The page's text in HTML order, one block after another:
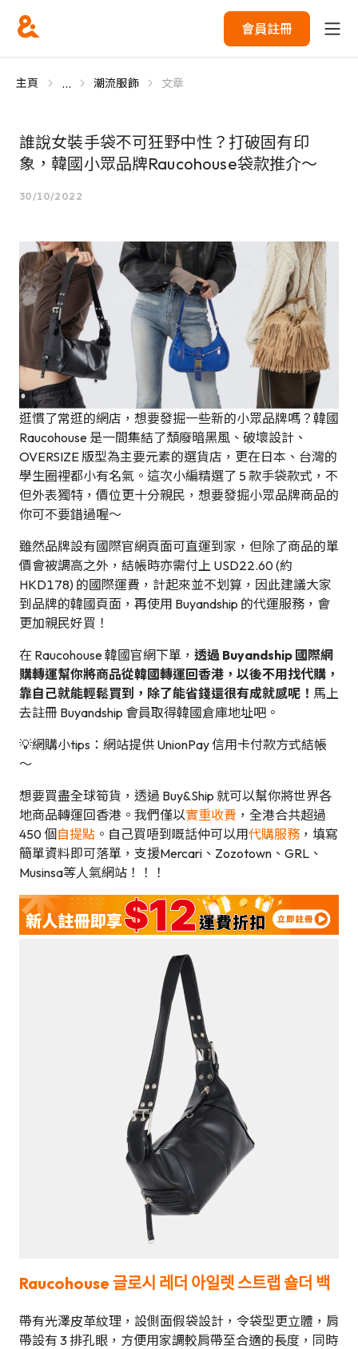
會員註冊
主頁 ... 潮流服飾 文章
誰說女裝手袋不可狂野中性？打破固有印
象，韓國小眾品牌Raucohouse袋款推介～
30/10/2022
逛慣了常逛的網店，想要發掘一些新的小眾品牌嗎？韓國
Raucohouse 是一間集結了頹廢暗黑風、破壞設計、
OVERSIZE 版型為主要元素的選貨店，更在日本、台灣的
學生圈裡都小有名氣。這次小編精選了 5 款手袋款式，不
但外表獨特，價位更十分親民，想要發掘小眾品牌商品的
你可不要錯過喔～
雖然品牌設有國際官網頁面可直運到家，但除了商品的單
價會被調高之外，結帳時亦需付上 USD22.60 (約
HKD178) 的國際運費，計起來並不划算，因此建議大家
到品牌的韓國頁面，再使用 Buyandship 的代運服務，會
更加親民好買！
在 Raucohouse 韓國官網下單， 透過 Buyandship 國際網
購轉運幫你將商品從韓國轉運回香港，以後不用找代購，
靠自己就能輕鬆買到，除了能省錢還很有成就感呢！ 馬上
去註冊 Buyandship 會員取得韓國倉庫地址吧。
💡網購小tips：網站提供 UnionPay 信用卡付款方式結帳
～
想要買盡全球筍貨，透過 Buy&Ship 就可以幫你將世界各
地商品轉運回香港。我們僅以實重收費 ，全港合共超過
450 個 自提點 。自己買唔到嘅話仲可以用代購服務 ，填寫
簡單資料即可落單，支援Mercari、Zozotown、GRL、
Musinsa等人氣網站！！！
Raucohouse 글로시 레더 아일렛 스트랩 숄더 백
帶有光澤皮革紋理，設側面假袋設計，令袋型更立體，肩
帶設有 3 排孔眼，方便用家調較肩帶至合適的長度，同時